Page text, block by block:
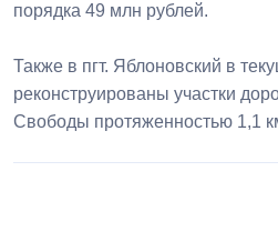
порядка 49 млн рублей.
Также в пгт. Яблоновский в
реконструированы участки
Свободы протяженностью 1,1